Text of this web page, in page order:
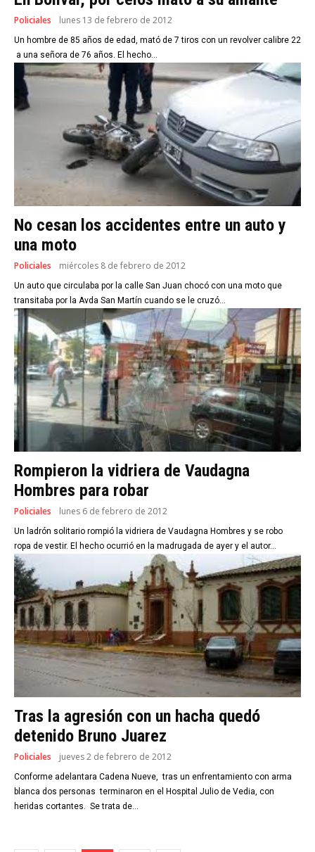
Policiales lunes 13 de febrero de 2012
Un hombre de 85 años de edad, mató de 7 tiros con un revolver calibre 22
a una señora de 76 años. El hecho...
No cesan los accidentes entre un auto y
una moto
Policiales miércoles 8 de febrero de 2012
Un auto que circulaba por la calle San Juan chocó con una moto que
transitaba por la Avda San Martín cuando se le cruzó...
Rompieron la vidriera de Vaudagna
Hombres para robar
Policiales lunes 6 de febrero de 2012
Un ladrón solitario rompió la vidriera de Vaudagna Hombres y se robo
ropa de vestir. El hecho ocurrió en la madrugada de ayer y el autor...
Tras la agresión con un hacha quedó
detenido Bruno Juarez
Policiales jueves 2 de febrero de 2012
Conforme adelantara Cadena Nueve, tras un enfrentamiento con arma
blanca dos personas terminaron en el Hospital Julio de Vedia, con
heridas cortantes. Se trata de...